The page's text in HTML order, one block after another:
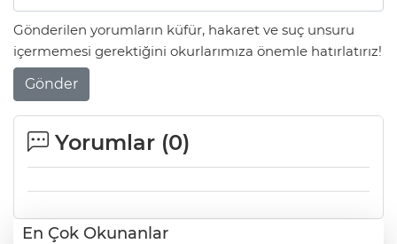
Gönderilen yorumların küfür, hakaret ve suç unsuru
içermemesi gerektiğini okurlarımıza önemle hatırlatırız!
Gönder
Yorumlar (0)
En Çok Okunanlar